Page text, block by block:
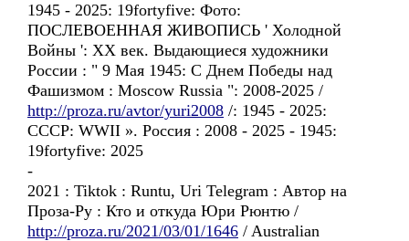
1945 - 2025: 19fortyfive: Фото:
ПОСЛЕВОЕННАЯ ЖИВОПИСЬ ' Холодной
Войны ': ХХ век. Выдающиеся художники
России : " 9 Мая 1945: C Днем Победы над
Фашизмом : Moscow Russia ": 2008-2025 /
http://proza.ru/avtor/yuri2008 /: 1945 - 2025:
CCCP: WWII ». Россия : 2008 - 2025 - 1945:
19fortyfive: 2025
-
2021 : Tiktok : Runtu, Uri Telegram : Автор на
Проза-Ру : Кто и откуда Юри Рюнтю /
http://proza.ru/2021/03/01/1646 / Australian